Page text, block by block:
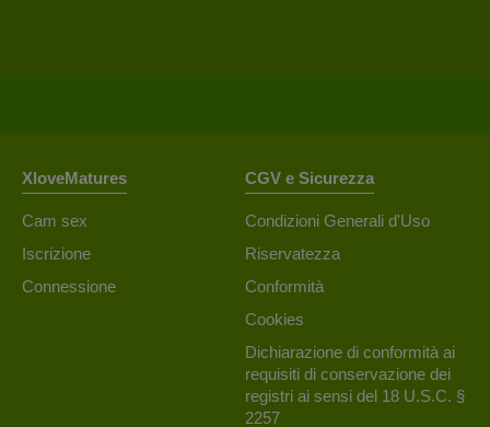
XloveMatures
Cam sex
Iscrizione
Connessione
CGV e Sicurezza
Condizioni Generali d'Uso
Riservatezza
Conformità
Cookies
Dichiarazione di conformità ai
requisiti di conservazione dei
registri ai sensi del 18 U.S.C. §
2257